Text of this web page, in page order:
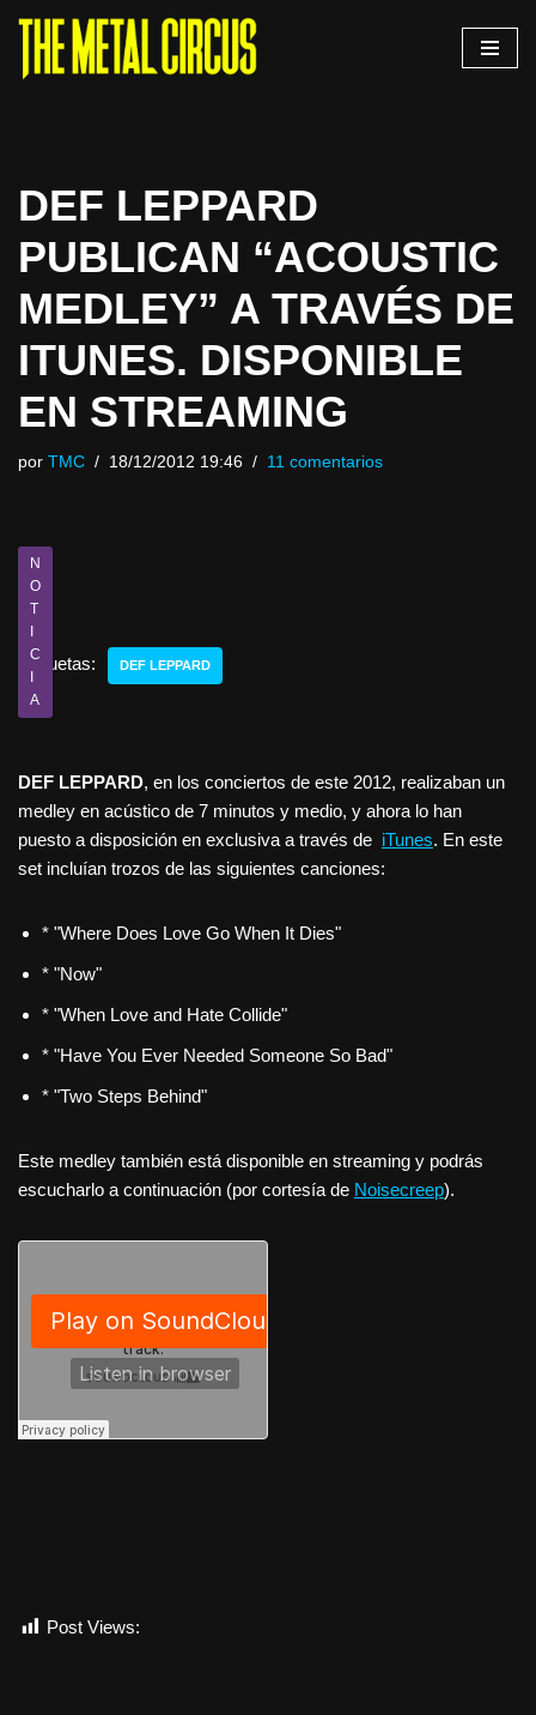
Saltar
DEF LEPPARD
PUBLICAN “ACOUSTIC
MEDLEY” A TRAVÉS DE
ITUNES. DISPONIBLE
EN STREAMING
por TMC 18/12/2012 19:46 11 comentarios
N
O
T
I
C
I
A
Etiquetas: DEF LEPPARD
DEF LEPPARD, en los conciertos de este 2012, realizaban un
medley en acústico de 7 minutos y medio, y ahora lo han
puesto a disposición en exclusiva a través de iTunes. En este
set incluían trozos de las siguientes canciones:
* "Where Does Love Go When It Dies"
* "Now"
* "When Love and Hate Collide"
* "Have You Ever Needed Someone So Bad"
* "Two Steps Behind"
Este medley también está disponible en streaming y podrás
escucharlo a continuación (por cortesía de Noisecreep).
Post Views: